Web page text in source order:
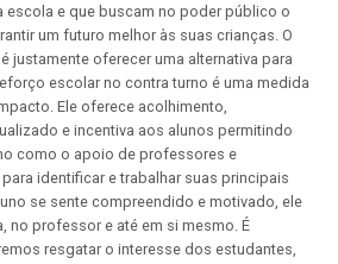
escola e que buscam no poder público o
um futuro melhor às suas crianças. O
justamente oferecer uma alternativa para
escolar no contra turno é uma medida
Ele oferece acolhimento,
e incentiva aos alunos permitindo
como o apoio de professores e
identificar e trabalhar suas principais
se sente compreendido e motivado, ele
no professor e até em si mesmo. É
resgatar o interesse dos estudantes,